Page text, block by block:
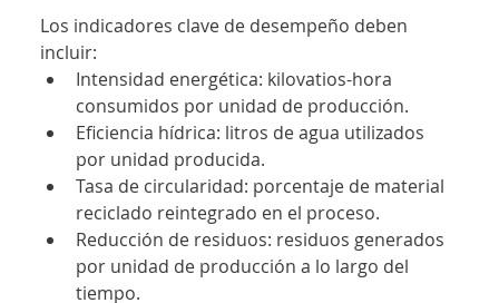
Los indicadores clave de desempeño deben
incluir:
Intensidad energética: kilovatios-hora
consumidos por unidad de producción.
Eficiencia hídrica: litros de agua utilizados
por unidad producida.
Tasa de circularidad: porcentaje de material
reciclado reintegrado en el proceso.
Reducción de residuos: residuos generados
por unidad de producción a lo largo del
tiempo.